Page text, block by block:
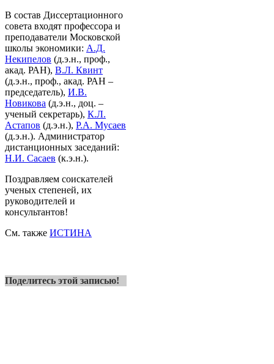
В состав Диссертационного
совета входят профессора и
преподаватели Московской
школы экономики: А.Д.
Некипелов (д.э.н., проф.,
акад. РАН), В.Л. Квинт
(д.э.н., проф., акад. РАН –
председатель), И.В.
Новикова (д.э.н., доц. –
ученый секретарь), К.Л.
Астапов (д.э.н.), Р.А. Мусаев
(д.э.н.). Администратор
дистанционных заседаний:
Н.И. Сасаев (к.э.н.).
Поздравляем соискателей
ученых степеней, их
руководителей и
консультантов!
См. также ИСТИНА
Поделитесь этой записью!